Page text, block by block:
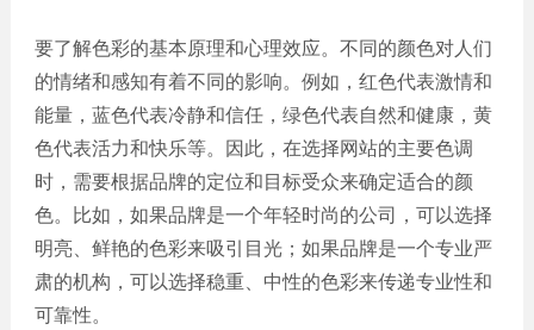
建设
教育
培训
网站
建设
小程
序案
例
电商
平台
案例
APP
案例
要了解色彩的基本原理和心理效应。不同的颜色对人们
的情绪和感知有着不同的影响。例如，红色代表激情和
能量，蓝色代表冷静和信任，绿色代表自然和健康，黄
色代表活力和快乐等。因此，在选择网站的主要色调
时，需要根据品牌的定位和目标受众来确定适合的颜
色。比如，如果品牌是一个年轻时尚的公司，可以选择
明亮、鲜艳的色彩来吸引目光；如果品牌是一个专业严
肃的机构，可以选择稳重、中性的色彩来传递专业性和
可靠性。